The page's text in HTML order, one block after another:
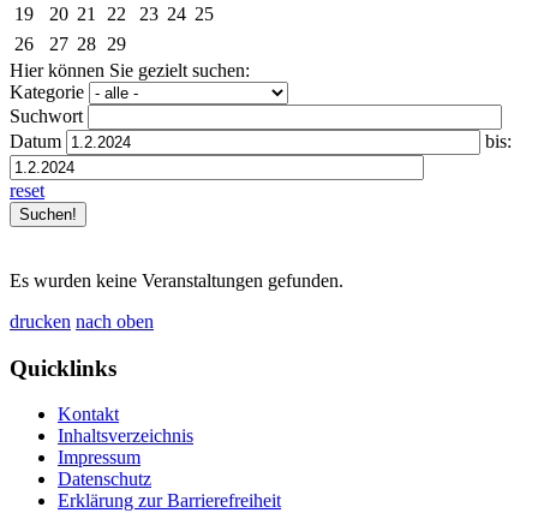
19
20 21 22 23 24 25
26
27 28 29
Hier können Sie gezielt suchen:
Kategorie
Suchwort
Datum
bis:
reset
Es wurden keine Veranstaltungen gefunden.
drucken nach oben
Quicklinks
Kontakt
Inhaltsverzeichnis
Impressum
Datenschutz
Erklärung zur Barrierefreiheit